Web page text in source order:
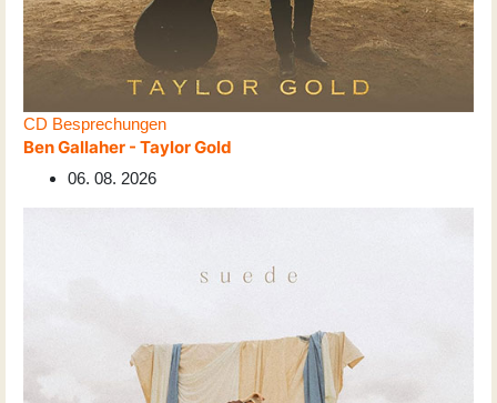
CD Besprechungen
Ben Gallaher - Taylor Gold
06. 08. 2026